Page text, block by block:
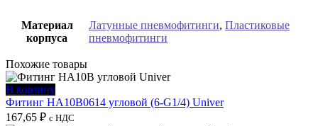
Материал
корпуса
Латунные пневмофитинги, Пластиковые
пневмофитинги
Похожие товары
В корзину
Фитинг HA10B0614 угловой (6-G1/4) Univer
167,65 ₽ с НДС